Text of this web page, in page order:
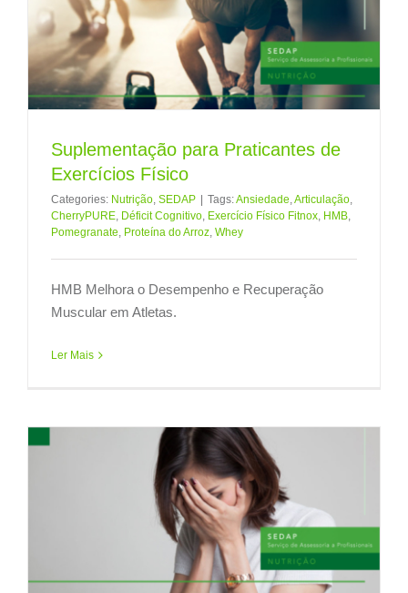
Suplementação para Praticantes de
Exercícios Físico
Categories: Nutrição SEDAP | Tags:Ansiedade Articulação
CherryPURE Déficit Cognitivo Exercício Físico Fitnox HMB
Pomegranate Proteína do Arroz Whey
HMB Melhora o Desempenho e Recuperação
Muscular em Atletas.
Ler Mais